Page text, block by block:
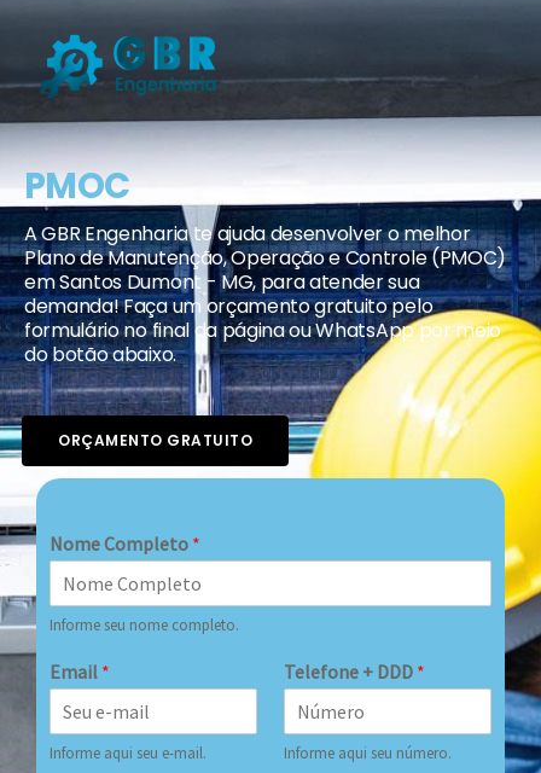
PMOC
A GBR Engenharia te ajuda desenvolver o melhor
Plano de Manutenção, Operação e Controle (PMOC)
em Santos Dumont - MG, para atender sua
demanda! Faça um orçamento gratuito pelo
formulário no final da página ou WhatsApp por meio
do botão abaixo.
ORÇAMENTO GRATUITO
Nome Completo *
Informe seu nome completo.
Email *
Informe aqui seu e-mail.
Telefone + DDD *
Informe aqui seu número.